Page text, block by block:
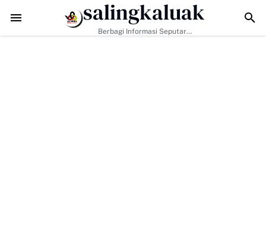
TMMD ke-129 Tak Hanya Bangun Jalan, Bekali Warga Buluh
salingkaluak
Berbagi Informasi Seputar